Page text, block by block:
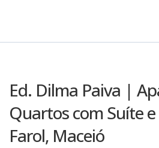
Ed. Dilma Paiva |
Quartos com Suíte
Farol, Maceió